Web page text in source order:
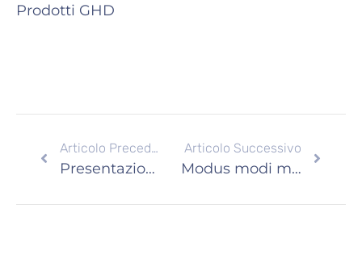
Prodotti GHD
Articolo Precedente
Presentazione del libro Risultati solidi in una società liquida
Articolo Successivo
Modus modi moda